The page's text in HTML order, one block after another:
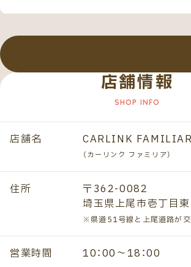
ございます )
お好きな中古車を、ご契約期間内の
す。ご契約期間は1年から9年（108回
だけ、すべての中古車でご契約が可能
すべての質問を見る
店舗情報
店舗名 CARLINK FAMILIAR
（カーリンク ファミリア）
住所
〒362-0082
埼玉県上尾市壱丁目
※県道51号線と上尾道路が
営業時間 10：00～18：00